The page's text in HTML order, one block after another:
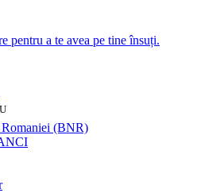
pentru a te avea pe tine însuți.
(BNR)